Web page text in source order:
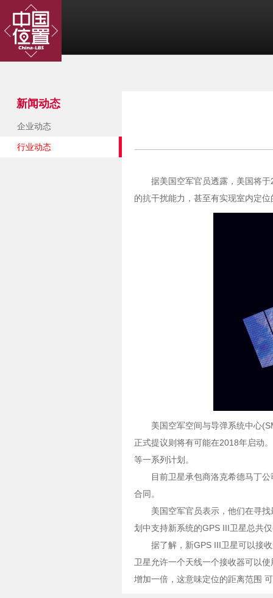
新闻动态
企业动态
行业动态
据美国空军官员透露，美国将
的抗干扰能力，甚至有实现室内定
美国空军空间与导弹系统中心
正式提议则将有可能在2018年启动
等一系列计划。
目前卫星承包商洛克希德马丁
合同。
美国空军官员表示，他们在寻
划中支持新系统的GPS III卫星总共
据了解，新GPS III卫星可以接
卫星允许一个天线一个接收器可以
增加一倍，这意味定位的距离范围